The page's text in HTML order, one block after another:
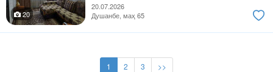
20.07.2026
20
Душанбе, маҳ 65
1 2 3 >>